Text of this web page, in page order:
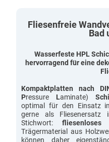
Sanitärwände
Küchen & Wandverkleidung
Tür-, Tor-, Zaunfeld-
Wind- und Sichtschutz
Tisch- und Bodenplatten
Schall- und
Maschinenverkleidungen
Montageplatten
Hochabriebfestes
Fliesenfreie
Bad
Wasserfeste HPL
hervorragend für eine
Kompaktplatten nach
Pressure Laminate)
optimal für den Einsatz
gerne als Fliesenersatz
Stichwort:fliesenloses
Trägermaterial aus
können daher